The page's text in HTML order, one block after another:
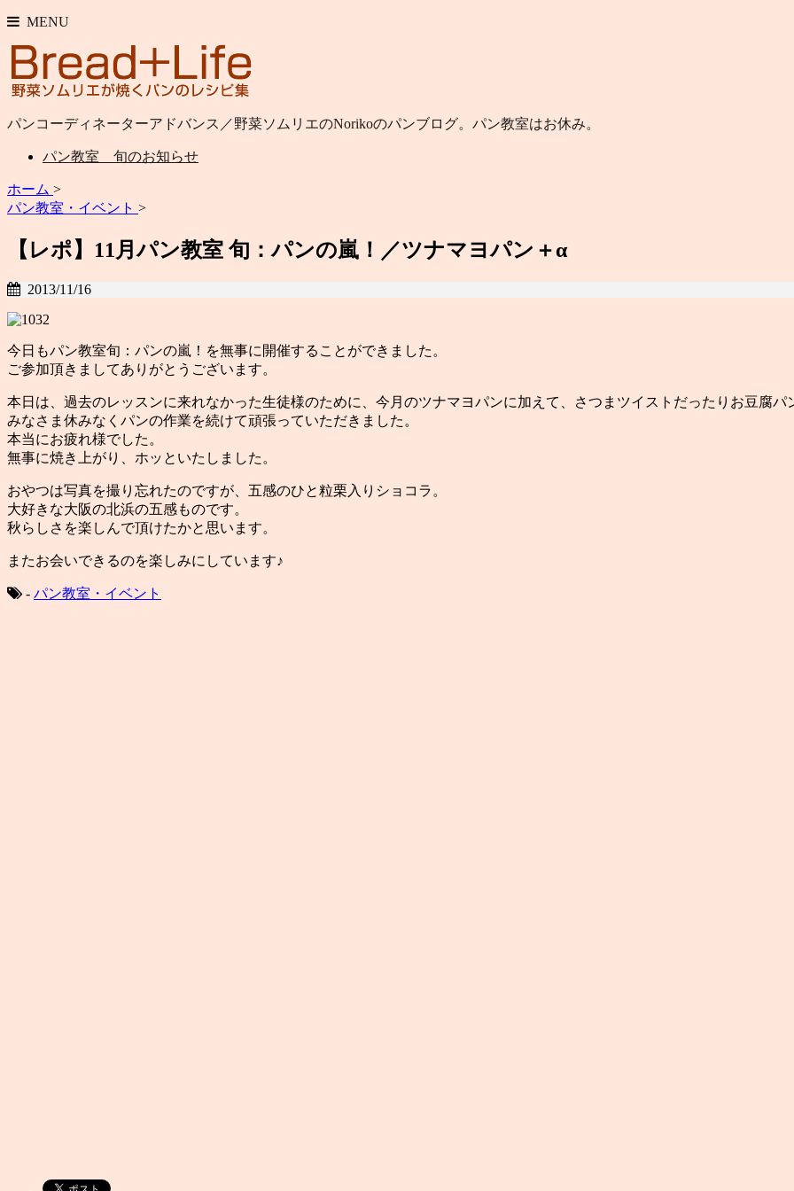
MENU
パンコーディネーターアドバンス／野菜ソムリエのNorikoのパンブログ。パン教室はお休み。
パン教室 旬のお知らせ
ホーム >
パン教室・イベント >
【レポ】11月パン教室 旬：パンの嵐！／ツナマヨパン＋α
2013/11/16
今日もパン教室旬：パンの嵐！を無事に開催することができました。
ご参加頂きましてありがとうございます。
本日は、過去のレッスンに来れなかった生徒様のために、今月のツナマヨパンに加えて、さつまツイストだったりお豆腐パ
みなさま休みなくパンの作業を続けて頑張っていただきました。
本当にお疲れ様でした。
無事に焼き上がり、ホッといたしました。
おやつは写真を撮り忘れたのですが、五感のひと粒栗入りショコラ。
大好きな大阪の北浜の五感ものです。
秋らしさを楽しんで頂けたかと思います。
またお会いできるのを楽しみにしています♪
- パン教室・イベント